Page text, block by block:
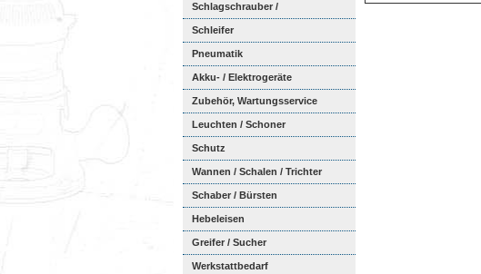
Schlagschrauber /
Ratschenschra...
Schleifer
Pneumatik
Akku- / Elektrogeräte
Zubehör, Wartungsservice
Leuchten / Schoner
Schutz
Wannen / Schalen / Trichter
Schaber / Bürsten
Hebeleisen
Greifer / Sucher
Werkstattbedarf